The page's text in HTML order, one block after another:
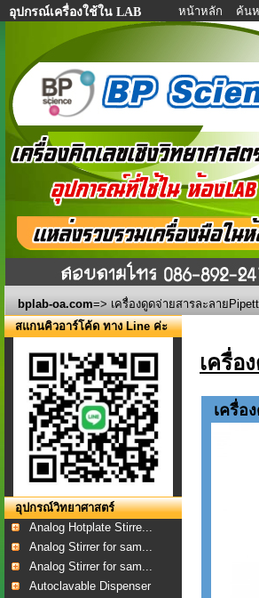
อุปกรณ์เครื่องใช้ใน LAB หน้าหลัก ค้น
bplab-oa.com=> เครื่องดูดจ่ายสารละลาย
สแกนคิวอาร์โค้ด ทาง Line ค่ะ
อุปกรณ์วิทยาศาสตร์
Analog Hotplate Stirre...
Analog Stirrer for sam...
Analog Stirrer for sam...
Autoclavable Dispenser
เครื่อ
เครื่อ